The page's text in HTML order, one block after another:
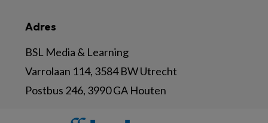
Adres
BSL Media & Learning
Varrolaan 114, 3584 BW Utrecht
Postbus 246, 3990 GA Houten